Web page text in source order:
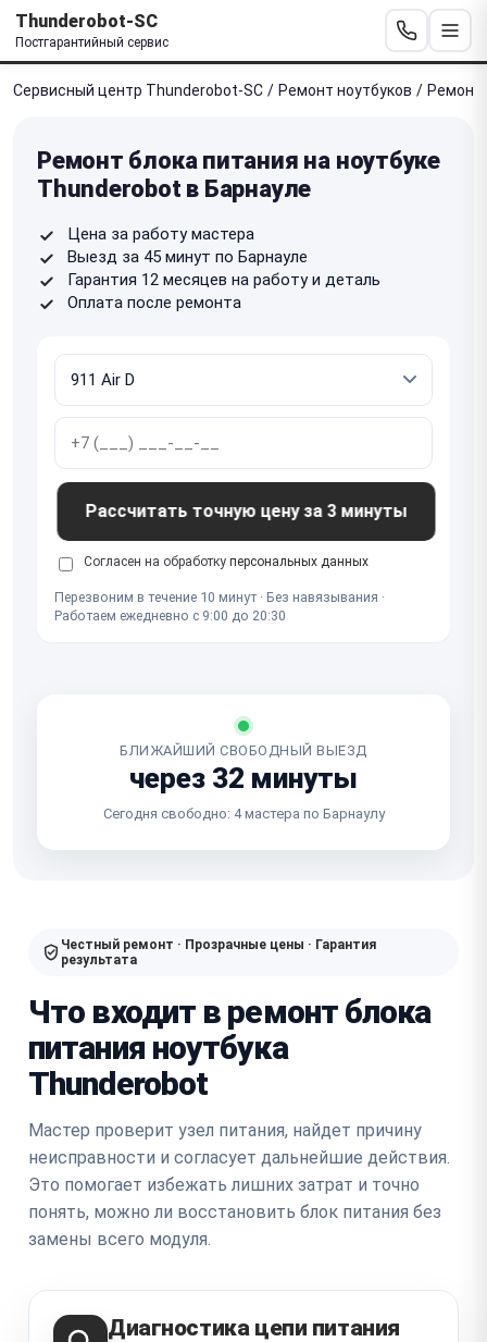
Thunderobot-SC
Постгарантийный сервис
Сервисный центр Thunderobot-SC / Ремонт ноутбуков / Ремонт
Ремонт блока питания на ноутбуке
Thunderobot в Барнауле
Цена за работу мастера
Выезд за 45 минут по Барнауле
Гарантия 12 месяцев на работу и деталь
Оплата после ремонта
Рассчитать точную цену за 3 минуты
Согласен на обработку персональных данных
Перезвоним в течение 10 минут · Без навязывания ·
Работаем ежедневно с 9:00 до 20:30
БЛИЖАЙШИЙ СВОБОДНЫЙ ВЫЕЗД
через 32 минуты
Сегодня свободно: 4 мастера по Барнаулу
Честный ремонт · Прозрачные цены · Гарантия
результата
Что входит в ремонт блока
питания ноутбука
Thunderobot
Мастер проверит узел питания, найдет причину
неисправности и согласует дальнейшие действия.
Это помогает избежать лишних затрат и точно
понять, можно ли восстановить блок питания без
замены всего модуля.
Диагностика цепи питания